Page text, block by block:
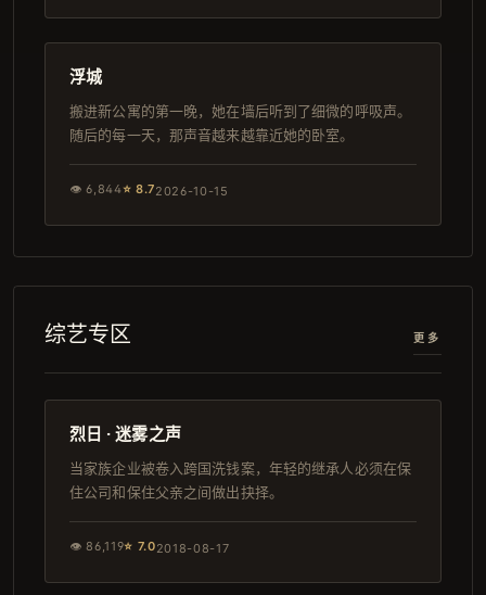
完结
108分钟
浮城
搬进新公寓的第一晚，她在墙后听到了细微的呼吸声。
随后的每一天，那声音越来越靠近她的卧室。
👁6,844⭐ 8.72026-10-15
综艺专区 更多
4K
134分钟
烈日 · 迷雾之声
当家族企业被卷入跨国洗钱案，年轻的继承人必须在保
住公司和保住父亲之间做出抉择。
👁 86,119⭐ 7.02018-08-17
137分钟